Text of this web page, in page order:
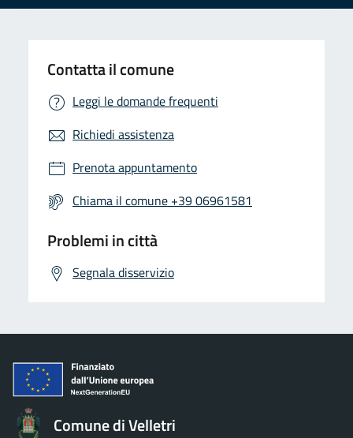
Contatta il comune
Leggi le domande frequenti
Richiedi assistenza
Prenota appuntamento
Chiama il comune +39 06961581
Problemi in città
Segnala disservizio
Comune di Velletri